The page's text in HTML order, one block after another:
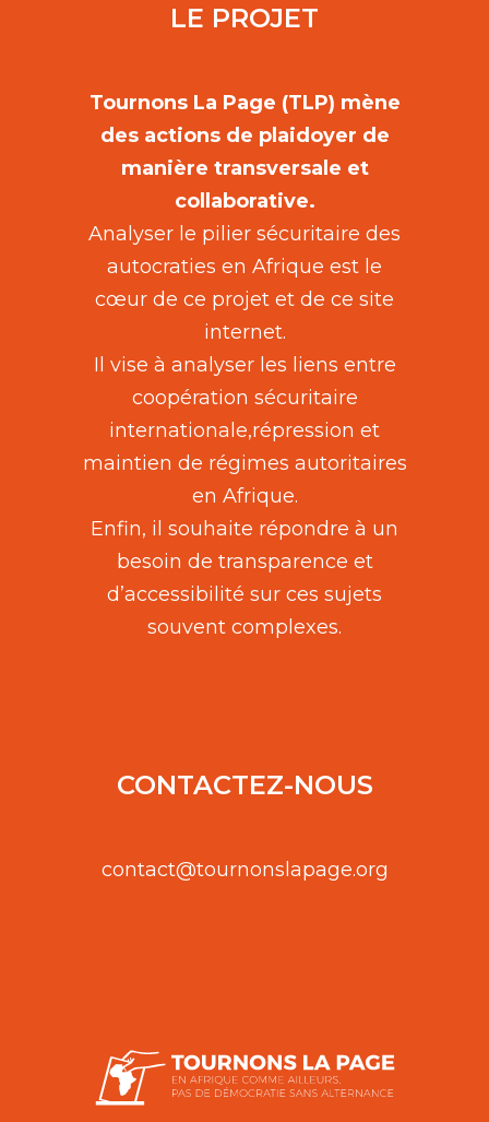
LE PROJET
Tournons La Page (TLP) mène
des actions de plaidoyer de
manière transversale et
collaborative.
Analyser le pilier sécuritaire des
autocraties en Afrique est le
cœur de ce projet et de ce site
internet.
Il vise à analyser les liens entre
coopération sécuritaire
internationale,répression et
maintien de régimes autoritaires
en Afrique.
Enfin, il souhaite répondre à un
besoin de transparence et
d’accessibilité sur ces sujets
souvent complexes.
CONTACTEZ-NOUS
contact@tournonslapage.org